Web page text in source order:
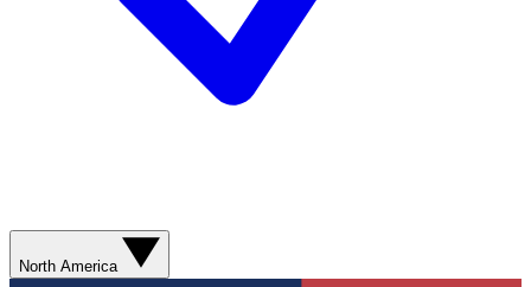
North America